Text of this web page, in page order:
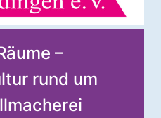
–
rund um